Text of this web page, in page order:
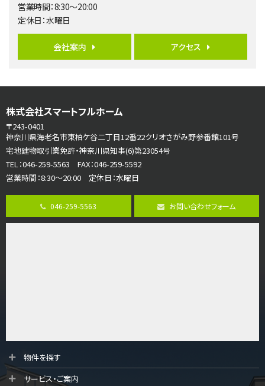
第6位
4ＬＤＫ
長後駅
海老名駅
バ18分 歩6分
開放感のある角地区画。車３台並列駐車可能です。 …
第8位
3,180万円
3ＬＤＫ
海老名駅
第10位
3,680万円
営業時間：8:30～20:00
定休日：水曜日
会社案内 アクセス
株式会社スマートフルホーム
〒243-0401
神奈川県海老名市東柏ケ谷二丁目12番22クリオさがみ野参番館101号
宅地建物取引業免許・神奈川県知事(6)第23054号
TEL：046-259-5563 FAX：046-259-5592
営業時間：8:30～20:00 定休日：水曜日
046-259-5563 お問い合わせフォーム
物件を探す
サービス・ご案内